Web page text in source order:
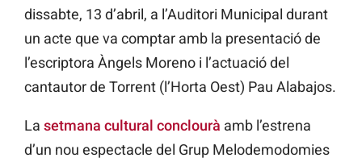
dissabte, 13 d’abril, a l’Auditori Municipal durant
un acte que va comptar amb la presentació de
l’escriptora Àngels Moreno i l’actuació del
cantautor de Torrent (l’Horta Oest) Pau Alabajos.
La setmana cultural conclourà amb l’estrena
d’un nou espectacle del Grup Melodemodomies